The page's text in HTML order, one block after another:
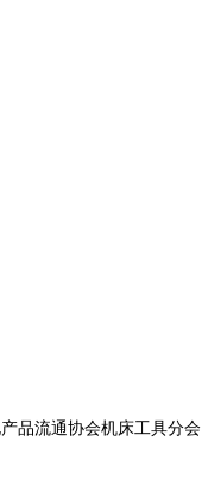
品流通协会机床工具分会